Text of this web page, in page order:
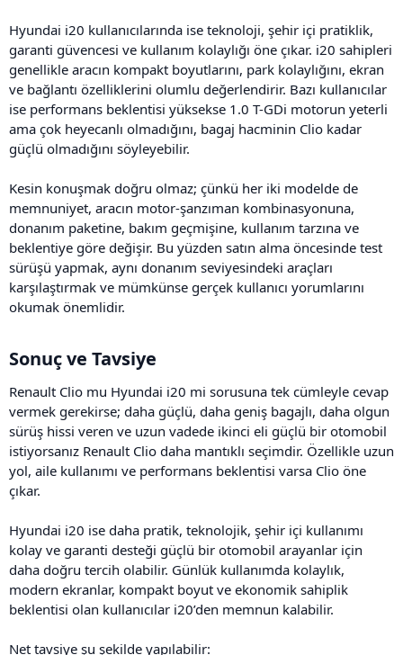
Hyundai i20 kullanıcılarında ise teknoloji, şehir içi pratiklik,
garanti güvencesi ve kullanım kolaylığı öne çıkar. i20 sahipleri
genellikle aracın kompakt boyutlarını, park kolaylığını, ekran
ve bağlantı özelliklerini olumlu değerlendirir. Bazı kullanıcılar
ise performans beklentisi yüksekse 1.0 T-GDi motorun yeterli
ama çok heyecanlı olmadığını, bagaj hacminin Clio kadar
güçlü olmadığını söyleyebilir.
Kesin konuşmak doğru olmaz; çünkü her iki modelde de
memnuniyet, aracın motor-şanzıman kombinasyonuna,
donanım paketine, bakım geçmişine, kullanım tarzına ve
beklentiye göre değişir. Bu yüzden satın alma öncesinde test
sürüşü yapmak, aynı donanım seviyesindeki araçları
karşılaştırmak ve mümkünse gerçek kullanıcı yorumlarını
okumak önemlidir.
Sonuç ve Tavsiye​
Renault Clio mu Hyundai i20 mi sorusuna tek cümleyle cevap
vermek gerekirse; daha güçlü, daha geniş bagajlı, daha olgun
sürüş hissi veren ve uzun vadede ikinci eli güçlü bir otomobil
istiyorsanız Renault Clio daha mantıklı seçimdir. Özellikle uzun
yol, aile kullanımı ve performans beklentisi varsa Clio öne
çıkar.
Hyundai i20 ise daha pratik, teknolojik, şehir içi kullanımı
kolay ve garanti desteği güçlü bir otomobil arayanlar için
daha doğru tercih olabilir. Günlük kullanımda kolaylık,
modern ekranlar, kompakt boyut ve ekonomik sahiplik
beklentisi olan kullanıcılar i20’den memnun kalabilir.
Net tavsiye şu şekilde yapılabilir: